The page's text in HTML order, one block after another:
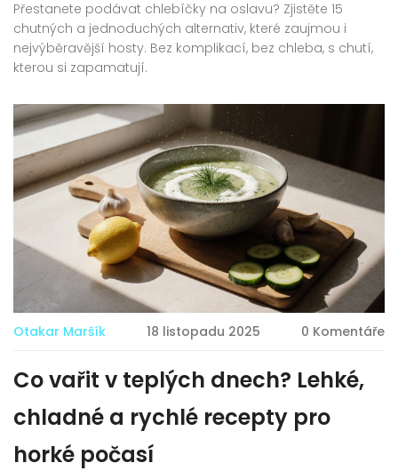
Přestanete podávat chlebíčky na oslavu? Zjistěte 15
chutných a jednoduchých alternativ, které zaujmou i
nejvýběravější hosty. Bez komplikací, bez chleba, s chutí,
kterou si zapamatují.
Otakar Maršík 18 listopadu 2025 0 Komentáře
Co vařit v teplých dnech? Lehké,
chladné a rychlé recepty pro
horké počasí